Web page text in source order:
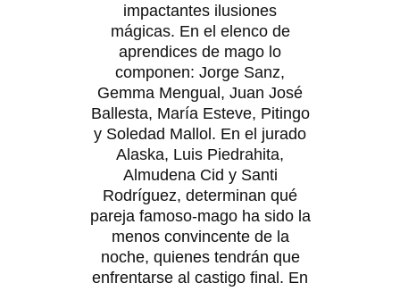
impactantes ilusiones
mágicas. En el elenco de
aprendices de mago lo
componen: Jorge Sanz,
Gemma Mengual, Juan José
Ballesta, María Esteve, Pitingo
y Soledad Mallol. En el jurado
Alaska, Luis Piedrahita,
Almudena Cid y Santi
Rodríguez, determinan qué
pareja famoso-mago ha sido la
menos convincente de la
noche, quienes tendrán que
enfrentarse al castigo final. En